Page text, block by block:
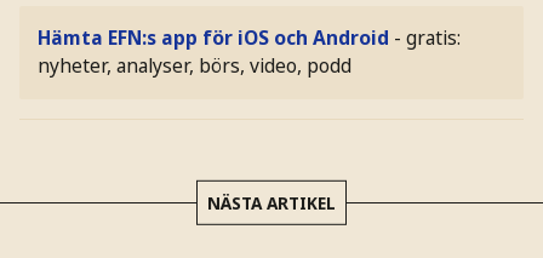
Hämta EFN:s app för iOS och Android - gratis:
nyheter, analyser, börs, video, podd
NÄSTA ARTIKEL